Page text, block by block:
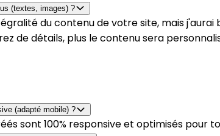
(textes, images) ?
du contenu de votre site, mais
de détails, plus le contenu sera
(adapté mobile) ?
sont 100% responsive et optimisés